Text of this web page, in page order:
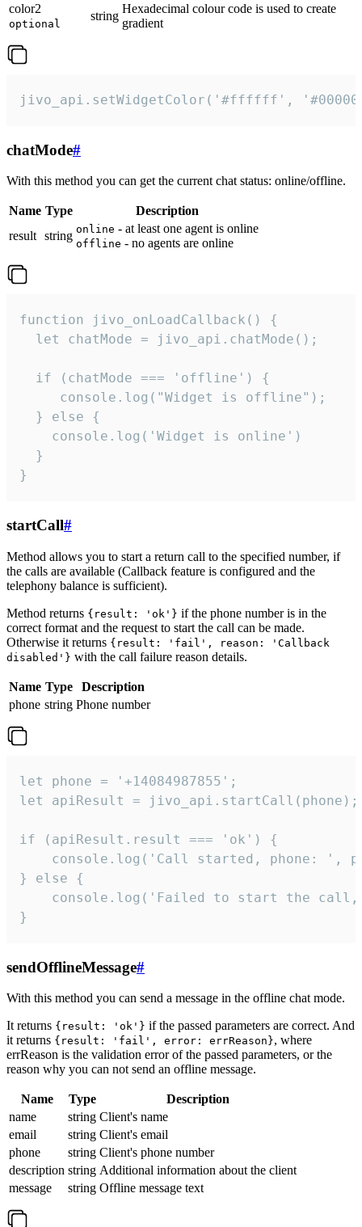
color2
optional
string
Hexadecimal colour code is used to create
gradient
jivo_api.setWidgetColor('#ffffff',
chatMode#
With this method you can get the current chat status: online/offline.
Name Type
Description
result string online - at least one agent is online
offline - no agents are online
function jivo_onLoadCallback() {
  let chatMode = jivo_api.chatMode();
  if (chatMode === 'offline') {
     console.log("Widget is offline");
  } else {
    console.log('Widget is online')
  }
}
startCall#
Method allows you to start a return call to the specified number, if
the calls are available (Callback feature is configured and the
telephony balance is sufficient).
Method returns {result: 'ok'} if the phone number is in the
correct format and the request to start the call can be made.
Otherwise it returns {result: 'fail', reason: 'Callback
disabled'} with the call failure reason details.
Name Type
Description
phone string Phone number
let phone = '+14084987855';
let apiResult = jivo_api.startCall(phone);
if (apiResult.result === 'ok') {
console.log('Call started, phone: ',
} else {
console.log('Failed to start the
}
sendOfflineMessage#
With this method you can send a message in the offline chat mode.
It returns {result: 'ok'} if the passed parameters are correct. And
it returns {result: 'fail', error: errReason}, where
errReason is the validation error of the passed parameters, or the
reason why you can not send an offline message.
Name Type
Description
name
string Client's name
email
string Client's email
phone
string Client's phone number
description string Additional information about the client
message
string Offline message text